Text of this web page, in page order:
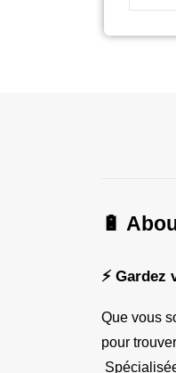
🔋
⚡
Que vous
pour